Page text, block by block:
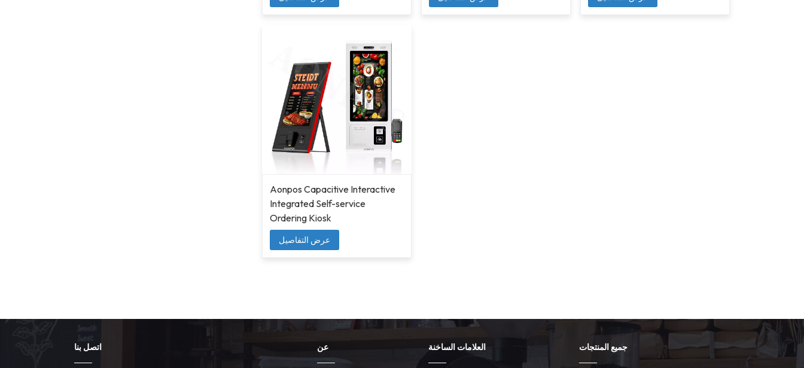
Aonpos Capacitive Interactive
Integrated Self-service
Ordering Kiosk
عرض التفاصيل
اتصل بنا عن العلامات الساخنة جميع المنتجات